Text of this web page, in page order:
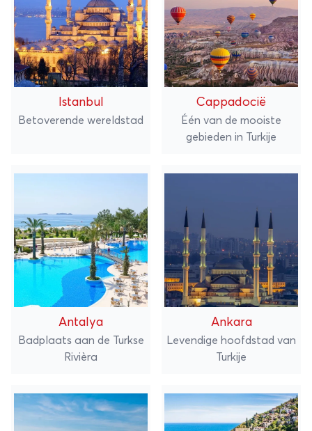
Istanbul
Betoverende wereldstad
Cappadocië
Één van de mooiste
gebieden in Turkije
Antalya
Badplaats aan de Turkse
Rivièra
Ankara
Levendige hoofdstad van
Turkije